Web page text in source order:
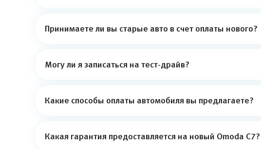
Принимаете ли вы старые авто в счет оплаты нового?
Могу ли я записаться на тест-драйв?
Какие способы оплаты автомобиля вы предлагаете?
Какая гарантия предоставляется на новый Omoda C7?